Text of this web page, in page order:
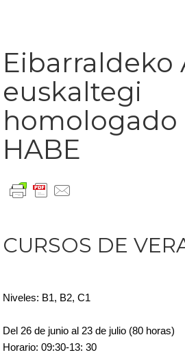
Eibarraldeko
euskaltegi
homologado
HABE
CURSOS DE
Niveles: B1, B2, C1
Del 26 de junio al 23 de julio (80 horas)
Horario: 09:30-13: 30